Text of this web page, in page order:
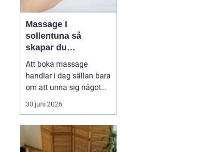
Massage i
sollentuna så
skapar du
återhämtning i
vardagen
Att boka massage
handlar i dag sällan bara
om att unna sig något
skönt. Allt fler i
Sollentuna söker
värk, sömnproblem och
långvarig trötthet. Rätt
30 juni 2026